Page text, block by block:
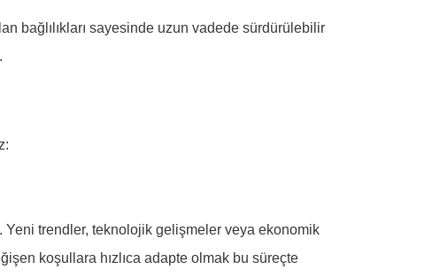
bağlılıkları sayesinde uzun vadede sürdürülebilir
Yeni trendler, teknolojik gelişmeler veya ekonomik
koşullara hızlıca adapte olmak bu süreçte